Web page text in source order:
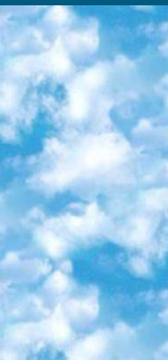
открытого доступа. Каталог площадки регулярно обрастает текстами статей из различных научных изданий. Сгруппированные по журналам и рубрикам публикации можно читать онлайн или скачивать целиком в PDF-формате. Проект нацелен на популяризацию науки за счёт открытого доступа к качественной информации. 6. «ПостНаука» На этом ресурсе публикуют подборки видеолекций, составленные экспертами из разных отраслей и объединённые общими темами. Среди них, к примеру, есть серии «Биоинформатика и геномика», «Культура средневековой Скандинавии» и Cinema Studies о теории кино. Каждая подборка лекций — логически связанная история, рассказанная экспертом от первого лица. Кроме того, на сайте появляются научно-образовательные статьи и тесты на разные темы. 7. «Newочём» Команда проекта «Newочём» отбирает самые интересные тексты из англоязычных СМИ и переводит те из них, за которые голосуют участники сообщества «ВКонтакте». По большей части это научно-популярные статьи. Редакторы придумывают лишь заголовки, в остальном содержание переводов соответствует оригиналам. Полные тексты можно читать прямо в социальной сети. 8. InternetUrok Онлайн-база материалов по основным дисциплинам школьной программы. Информация на сайте структурирована по классам, предметам и темам (урокам). Каждый урок состоит из видеолекций и конспектов. Есть также интерактивные тренажёры и тесты для закрепления пройденного материала. Даже если вы давно окончили школу, возможность повторить программу старших классов всегда может пригодиться. 9. Edutainme Ещё один ресурс об образовании. В отличие от Newtonew, как мне кажется, Edutainme больше ориентируется на представителей индустрии: педагогов, предпринимателей, разработчиков образовательных проектов. Но и любой, кто просто стремится к саморазвитию, найдёт на сайте много полезного и интересного для себя. Например, информацию о новых курсах и образовательных сервисах. 10. Newtonew Онлайн-медиа об образовании и обучении в широком смысле. Авторы Newtonew пишут об инструментах, заведениях, тактиках и стратегиях, которые помогают учить других и получать новые знания самостоятельно. На этой площадке вы найдёте новости, обзоры, аналитические мат